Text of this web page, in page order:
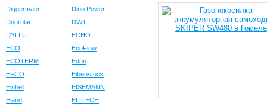
Diggermaer
Dino Power
Dogrular
DWT
DYLLU
ECHO
ECO
EcoFlow
ECOTERM
Edon
EFCO
Eibenstock
Einhell
EISEMANN
Eland
ELITECH